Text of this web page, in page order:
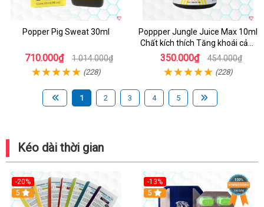
Popper Pig Sweat 30ml
710.000₫ 1.014.000₫
(228)
Poppper Jungle Juice Max 10ml
Chất kích thích Tăng khoái cảm
An toàn
350.000₫ 454.000₫
(228)
1 2 3 4 5
Kéo dài thời gian
-20%
5
-13%
Hot
5